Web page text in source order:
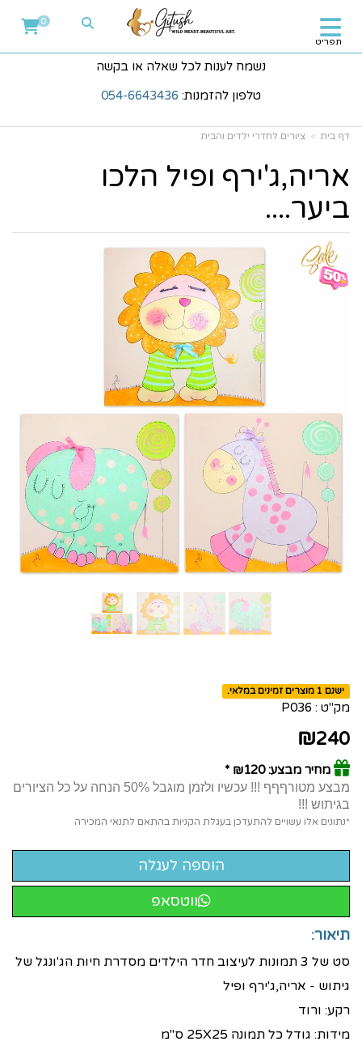
נשמח לענות לכל שאלה או בקשה
טלפון להזמנות: 054-6643436
תפריט
0
דף בית ציורים לחדרי ילדים והבית
אריה,ג'ירף ופיל הלכו
ביער....
ישנם 1 מוצרים זמינים במלאי.
מק"ט : P036
₪240
מחיר מבצע: ₪120 *
מבצע מטורףףף !!! עכשיו ולזמן מוגבל 50% הנחה על כל הציורים
בגיתוש !!!
*נתונים אלו עשויים להתעדכן בעגלת הקניות בהתאם לתנאי המכירה
ווטסאפ
תיאור:
סט של 3 תמונות לעיצוב חדר הילדים מסדרת חיות הג'ונגל של
גיתוש - אריה,ג'ירף ופיל
רקע: ורוד
מידות: גודל כל תמונה 25X25 ס"מ